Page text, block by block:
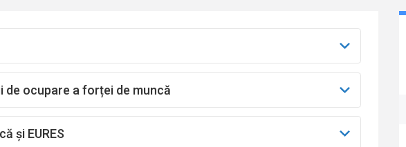
ocupare a forței de muncă
și EURES